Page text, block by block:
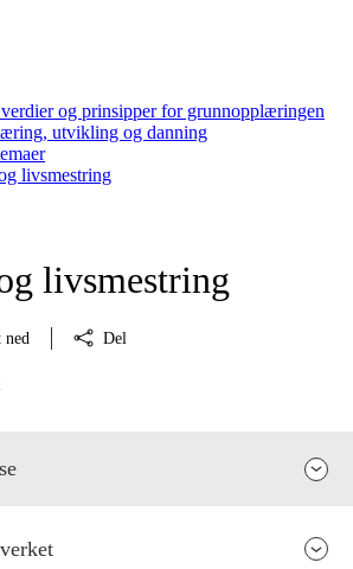
og prinsipper for grunnopplæringen
utvikling og danning
livsmestring
livsmestring
ned Del